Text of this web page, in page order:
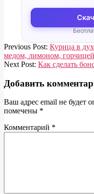
2020-
02-
03
Previous Post: Курица в
медом, лимоном,
Next Post: Как сделать
Добавить
Ваш адрес email не будет
помечены *
Комментарий *